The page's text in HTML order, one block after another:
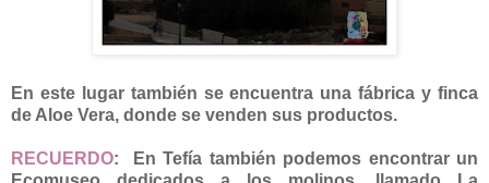
En este lugar también se encuentra una fábrica y finca
de Aloe Vera, donde se venden sus productos.
RECUERDO: En Tefía también podemos encontrar un